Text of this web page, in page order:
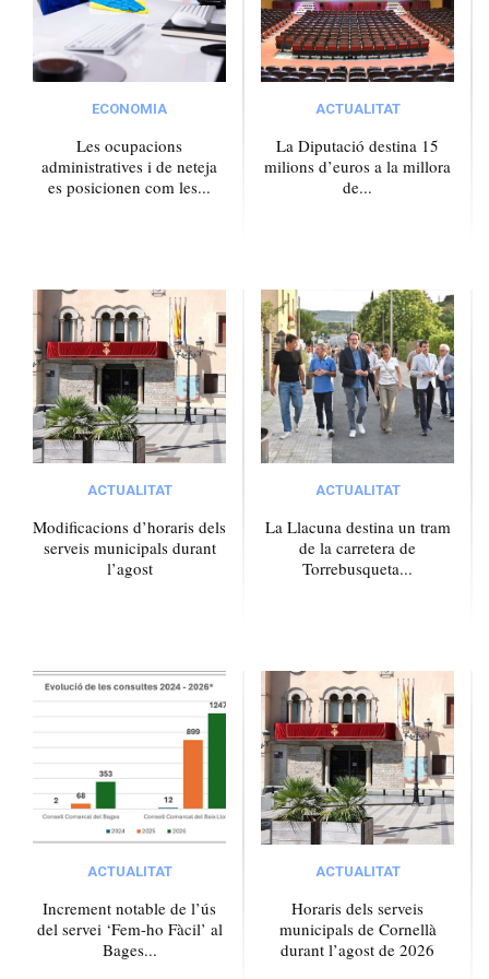
ECONOMIA
Les ocupacions
administratives i de neteja
es posicionen com les...
ACTUALITAT
La Diputació destina 15
milions d’euros a la millora
de...
ACTUALITAT
Modificacions d’horaris dels
serveis municipals durant
l’agost
ACTUALITAT
La Llacuna destina un tram
de la carretera de
Torrebusqueta...
ACTUALITAT
Increment notable de l’ús
del servei ‘Fem-ho Fàcil’ al
Bages...
ACTUALITAT
Horaris dels serveis
municipals de Cornellà
durant l’agost de 2026